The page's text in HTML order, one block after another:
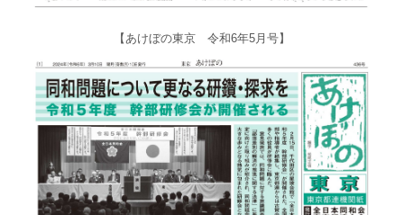
【あけぼの東京 令和6年5月号】